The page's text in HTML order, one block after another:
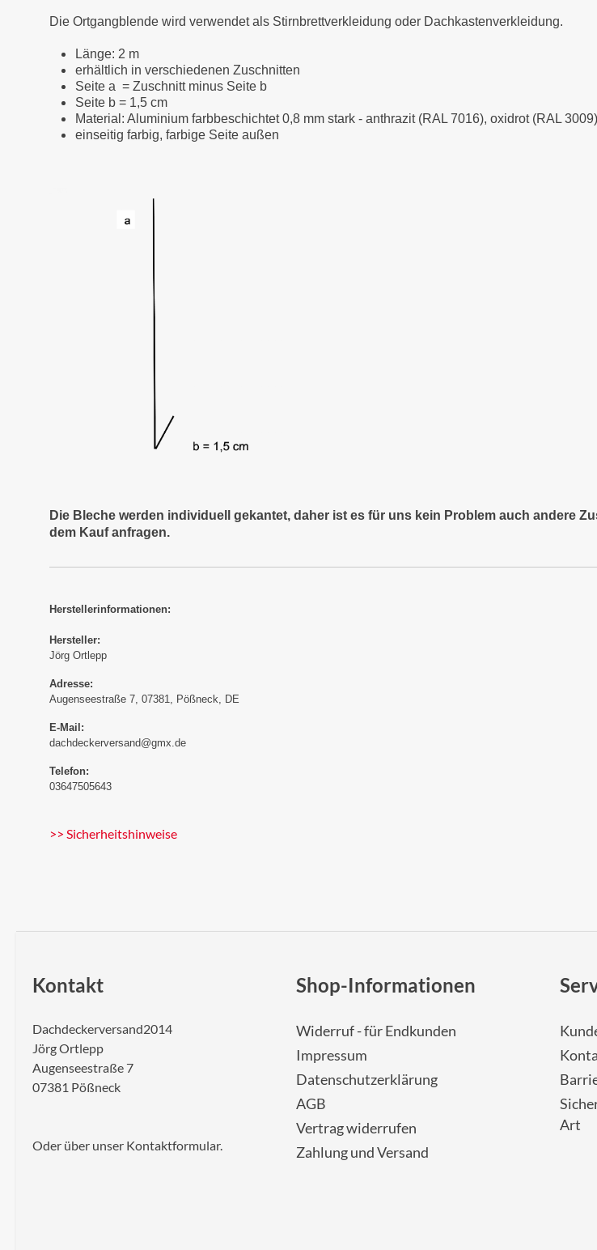
Die Ortgangblende wird verwendet als Stirnbrettverkleidung oder Dachkastenverkleidung.
Länge: 2 m
erhältlich in verschiedenen Zuschnitten
Seite a = Zuschnitt minus Seite b
Seite b = 1,5 cm
Material: Aluminium farbbeschichtet 0,8 mm stark - anthrazit (RAL 7016), oxidrot (RAL
einseitig farbig, farbige Seite außen
Die Bleche werden individuell gekantet, daher ist es für uns kein Problem auch andere
dem Kauf anfragen.
Herstellerinformationen:
Hersteller:
Jörg Ortlepp
Adresse:
Augenseestraße 7, 07381, Pößneck, DE
E-Mail:
dachdeckerversand@gmx.de
Telefon:
03647505643
>> Sicherheitshinweise
Kontakt
Dachdeckerversand2014
Jörg Ortlepp
Augenseestraße 7
07381 Pößneck
Oder über unser Kontaktformular.
Shop-Informationen
Widerruf - für Endkunden
Impressum
Datenschutzerklärung
AGB
Vertrag widerrufen
Zahlung und Versand
Art